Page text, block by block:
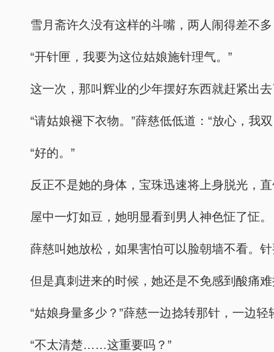
雪月斋许久没有这样的斗嘴，两人闹得差不
“开针匣，我要为这位姑娘施针理气。”
这一次，那叫辉业的少年摆好东西就赶紧出去
“请姑娘褪下衣物。”薛慈低低道：“放心，我
“好的。”
反正不是她的身体，宝珠迅速将上身脱光，
屋中一灯如豆，她明显看到男人神色怔了怔。
薛慈叫她放松，如果害怕可以脸朝墙不看。
但是真刺进来的时候，她还是不免感到酸痛难
“姑娘身量多少？”薛慈一边捻转那针，一边轻
“不太清楚……这重要吗？”